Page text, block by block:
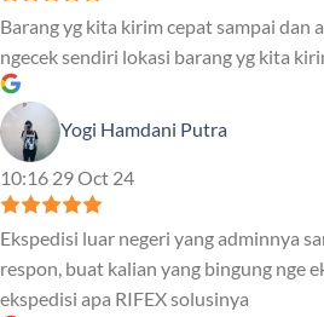
Barang yg kita kirim cepat sampai dan
ngecek sendiri lokasi barang yg kita
Yogi Hamdani Putra
10:16 29 Oct 24
Ekspedisi luar negeri yang adminnya
respon, buat kalian yang bingung nge
ekspedisi apa RIFEX solusinya